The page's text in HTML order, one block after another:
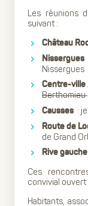
Les réunions
suivant :
Château
Nissergues
Nissergues
Centre-ville
Berthomieu
Causses :
Route de
de Grand
Rive gauche
Ces
convivial
Habitants,